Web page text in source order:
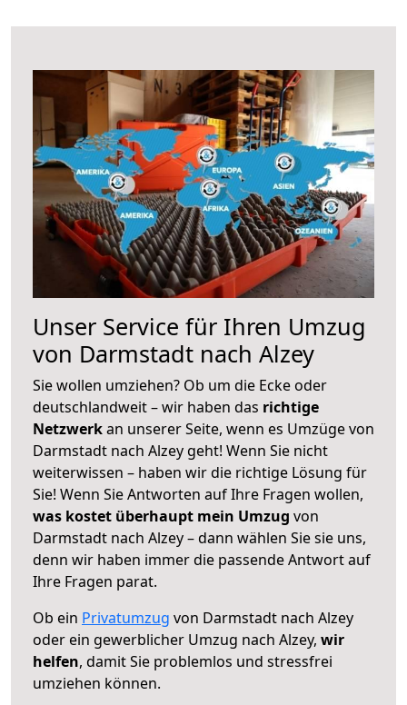
Unser Service für Ihren Umzug
von Darmstadt nach Alzey
Sie wollen umziehen? Ob um die Ecke oder
deutschlandweit – wir haben das richtige
Netzwerkan unserer Seite, wenn es Umzüge von
Darmstadt nach Alzey geht! Wenn Sie nicht
weiterwissen – haben wir die richtige Lösung für
Sie! Wenn Sie Antworten auf Ihre Fragen wollen,
was kostet überhaupt mein Umzug von
Darmstadt nach Alzey – dann wählen Sie sie uns,
denn wir haben immer die passende Antwort auf
Ihre Fragen parat.
Ob ein Privatumzug von Darmstadt nach Alzey
oder ein gewerblicher Umzug nach Alzey, wir
helfen, damit Sie problemlos und stressfrei
umziehen können.